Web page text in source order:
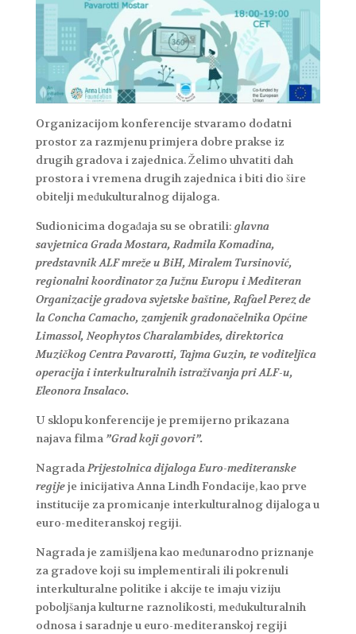
Organizacijom konferencije stvaramo dodatni
prostor za razmjenu primjera dobre prakse iz
drugih gradova i zajednica. Želimo uhvatiti dah
prostora i vremena drugih zajednica i biti dio šire
obitelji međukulturalnog dijaloga.
Sudionicima događaja su se obratili: glavna
savjetnica Grada Mostara, Radmila Komadina,
predstavnik ALF mreže u BiH, Miralem Tursinović,
regionalni koordinator za Južnu Europu i Mediteran
Organizacije gradova svjetske baštine, Rafael Perez de
la Concha Camacho, zamjenik gradonačelnika Općine
Limassol, Neophytos Charalambides, direktorica
Muzičkog Centra Pavarotti, Tajma Guzin, te voditeljica
operacija i interkulturalnih istraživanja pri ALF-u,
Eleonora Insalaco.
U sklopu konferencije je premijerno prikazana
najava filma ”Grad koji govori”.
NagradaPrijestolnica dijaloga Euro-mediteranske
regijeje inicijativa Anna Lindh Fondacije, kao prve
institucije za promicanje interkulturalnog dijaloga u
euro-mediteranskoj regiji.
Nagrada je zamišljena kao međunarodno priznanje
za gradove koji su implementirali ili pokrenuli
interkulturalne politike i akcije te imaju viziju
poboljšanja kulturne raznolikosti, međukulturalnih
odnosa i saradnje u euro-mediteranskoj regiji